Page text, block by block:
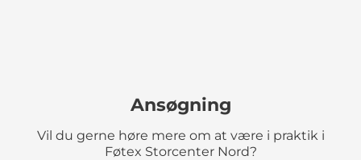
Ansøgning
Vil du gerne høre mere om at være i praktik i
Føtex Storcenter Nord?